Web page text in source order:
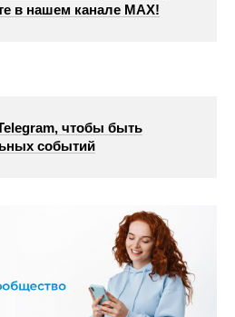
в нашем канале МАХ!
чтобы быть
событий